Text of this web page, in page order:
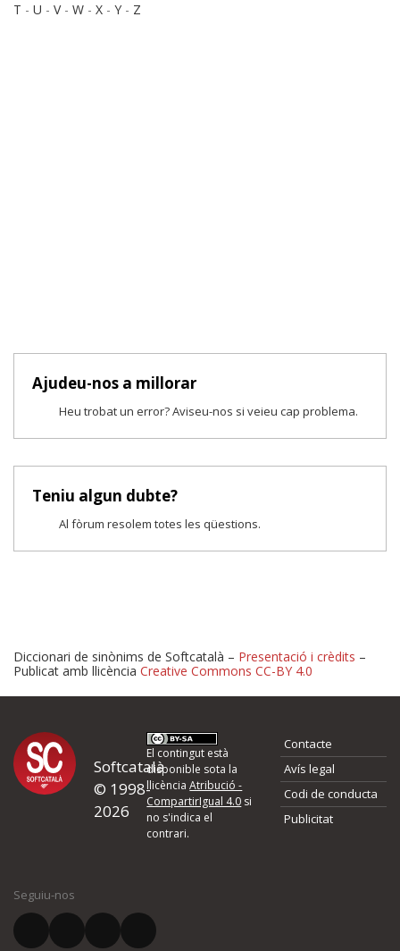
T - U - V- W - X - Y - Z
Ajudeu-nos a millorar
Heu trobat un error? Aviseu-nos si veieu cap problema.
Teniu algun dubte?
Al fòrum resolem totes les qüestions.
Proposeu-nos millores o
d'errors
Si heu trobat un error o voleu proposar alguna millora, ompliu els
quina és la millora que proposeu o l'error del qual voleu informar-
El vostre correu electrònic *
Diccionari de sinònims de Softcatalà – Presentació i crèdits –
Publicat amb llicència Creative Commons CC-BY 4.0
Softcatalà
© 1998-
2026
El contingut està
disponible sota la
llicènciaAtribució -
CompartirIgual 4.0 si
no s'indica el
contrari.
Contacte
Avís legal
Codi de conducta
Publicitat
Seguiu-nos